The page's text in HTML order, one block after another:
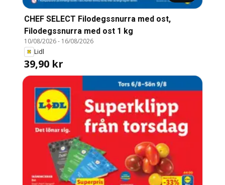
CHEF SELECT Filodegssnurra med ost,
Filodegssnurra med ost 1 kg
10/08/2026- 16/08/2026
Lidl
39,90 kr